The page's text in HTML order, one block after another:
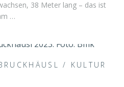
38 Meter lang – das ist
…
/ KULTUR